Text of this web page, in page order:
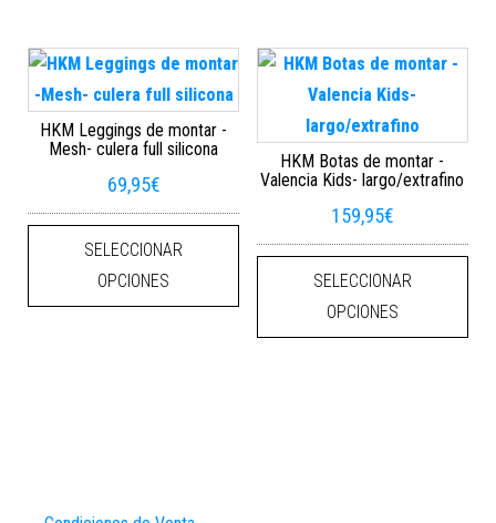
HKM Leggings de montar -
Mesh- culera full silicona
69,95€
SELECCIONAR
OPCIONES
Este producto tiene múltiples
HKM Botas de montar -
Valencia Kids- largo/extrafino
159,95€
SELECCIONAR
OPCIONES